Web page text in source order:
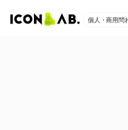
個人・商用問